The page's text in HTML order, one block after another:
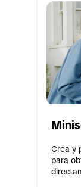
Crea y
para